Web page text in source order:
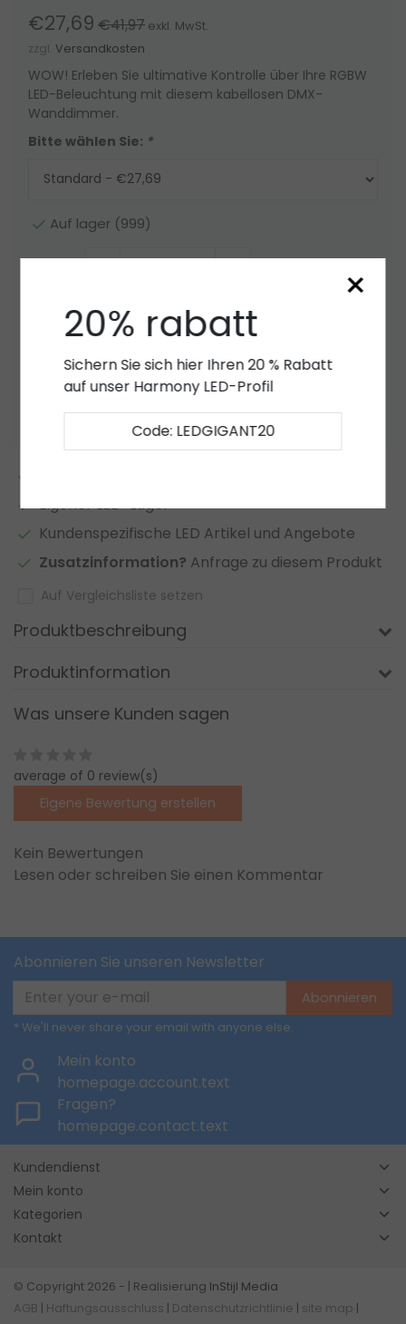
€27,69 €41,97 exkl. MwSt.
zzgl. Versandkosten
WOW! Erleben Sie ultimative Kontrolle über Ihre RGBW
LED-Beleuchtung mit diesem kabellosen DMX-
Wanddimmer.
Bitte wählen Sie: *
Auf lager (999)
Zum Warenkorb hinzufügen
Angebot
Eigener LED-Lager
Kundenspezifische LED Artikel und Angebote
Zusatzinformation? Anfrage zu diesem Produkt
Auf Vergleichsliste setzen
Produktbeschreibung
Produktinformation
Was unsere Kunden sagen
average of 0 review(s)
Eigene Bewertung erstellen
Kein Bewertungen
Lesen oder schreiben Sie einen Kommentar
Abonnieren Sie unseren Newsletter
Abonnieren
* We'll never share your email with anyone else.
Mein konto
homepage.account.text
Fragen?
homepage.contact.text
Kundendienst
Mein konto
Kategorien
Kontakt
© Copyright 2026 - | Realisierung InStijl Media
AGB
Haftungsausschluss Datenschutzrichtlinie site map
×
20% rabatt
Sichern Sie sich hier Ihren 20 % Rabatt
auf unser Harmony LED-Profil
Code: LEDGIGANT20